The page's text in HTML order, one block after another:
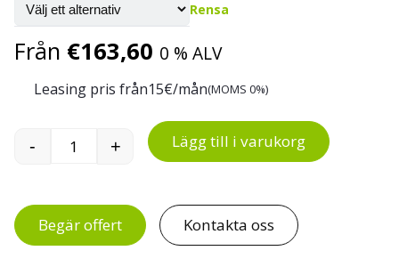
Rensa
Från €163,60 0 % ALV
Leasing pris från15€/mån(MOMS 0%)
Lagerkassett 1640 mängd
- + Lägg till i varukorg
Begär offert Kontakta oss